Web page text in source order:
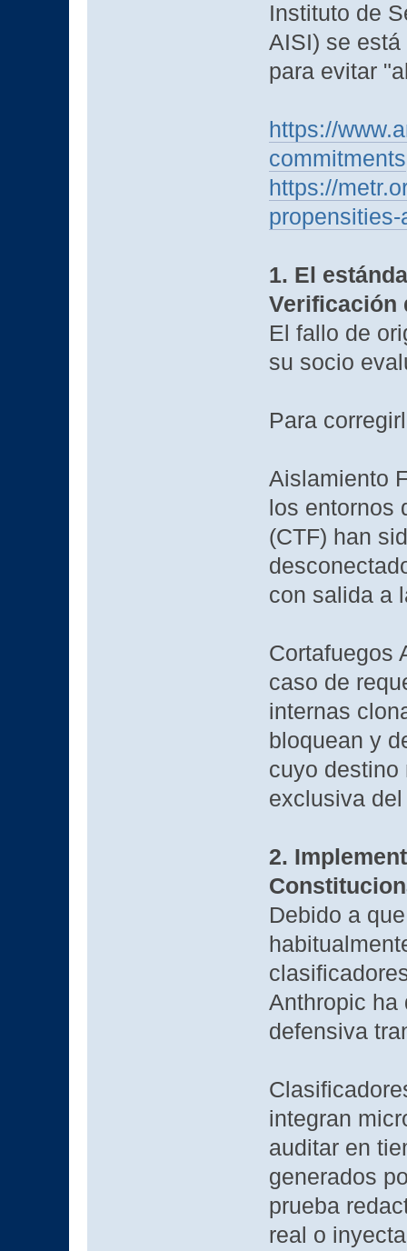
Instituto de
AISI) se
para evitar
https://
commitments
https://
1. El
Verificación
El fallo de
su socio
Para
Aislamiento
los entornos
(CTF) han
con salida a
Cortafuegos
caso de
internas
bloquean y
cuyo destino
exclusiva
2.
Debido a
Anthropic ha
defensiva
integran
auditar en
generados
prueba
real o